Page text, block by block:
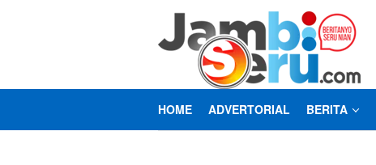
HOME ADVERTORIAL BERITA